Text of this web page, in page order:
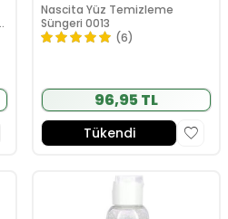
Nascita Yüz Temizleme
Süngeri 0013
(6)
96,95 TL
Tükendi